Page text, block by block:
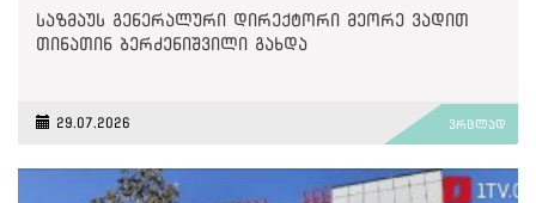
საზმაუს გენერალური დირექტორი მეორე ვადით
თინათინ ბერძენიშვილი გახდა
29.07.2026 ვრცლად